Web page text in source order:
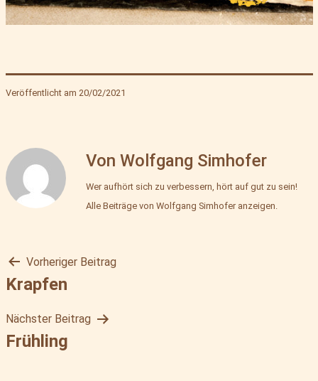
Veröffentlicht am 20/02/2021
Von Wolfgang Simhofer
Wer aufhört sich zu verbessern, hört auf gut zu sein!
Alle Beiträge von Wolfgang Simhofer anzeigen.
Beitragsnavigation
Vorheriger Beitrag
Krapfen
Nächster Beitrag
Frühling